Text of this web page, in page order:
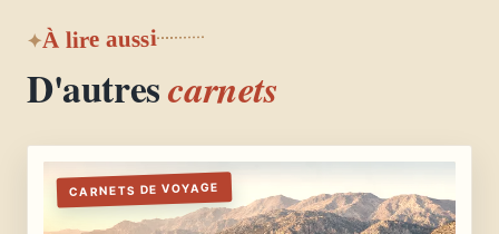
À lire aussi
D'autrescarnets
CARNETS DE VOYAGE